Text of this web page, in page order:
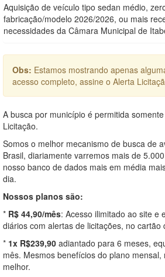
Aquisição de veículo tipo sedan médio,
fabricação/modelo 2026/2026, ou mais
necessidades da Câmara Municipal de
Obs: Estamos mostrando apenas
acesso completo, assine o Alerta
A busca por município é permitida
Licitação.
Somos o melhor mecanismo de busca de
Brasil, diariamente varremos mais de
nosso banco de dados mais em média
dia.
Nossos planos são:
* R$ 44,90/mês: Acesso ilimitado ao site e
diários com alertas de licitações, no cartão
* 1x R$239,90 adiantado para 6 meses,
mês. Mesmos benefícios do plano
melhor.